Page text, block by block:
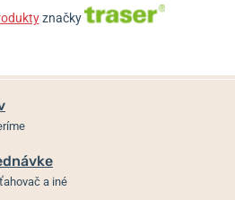
značky
a iné